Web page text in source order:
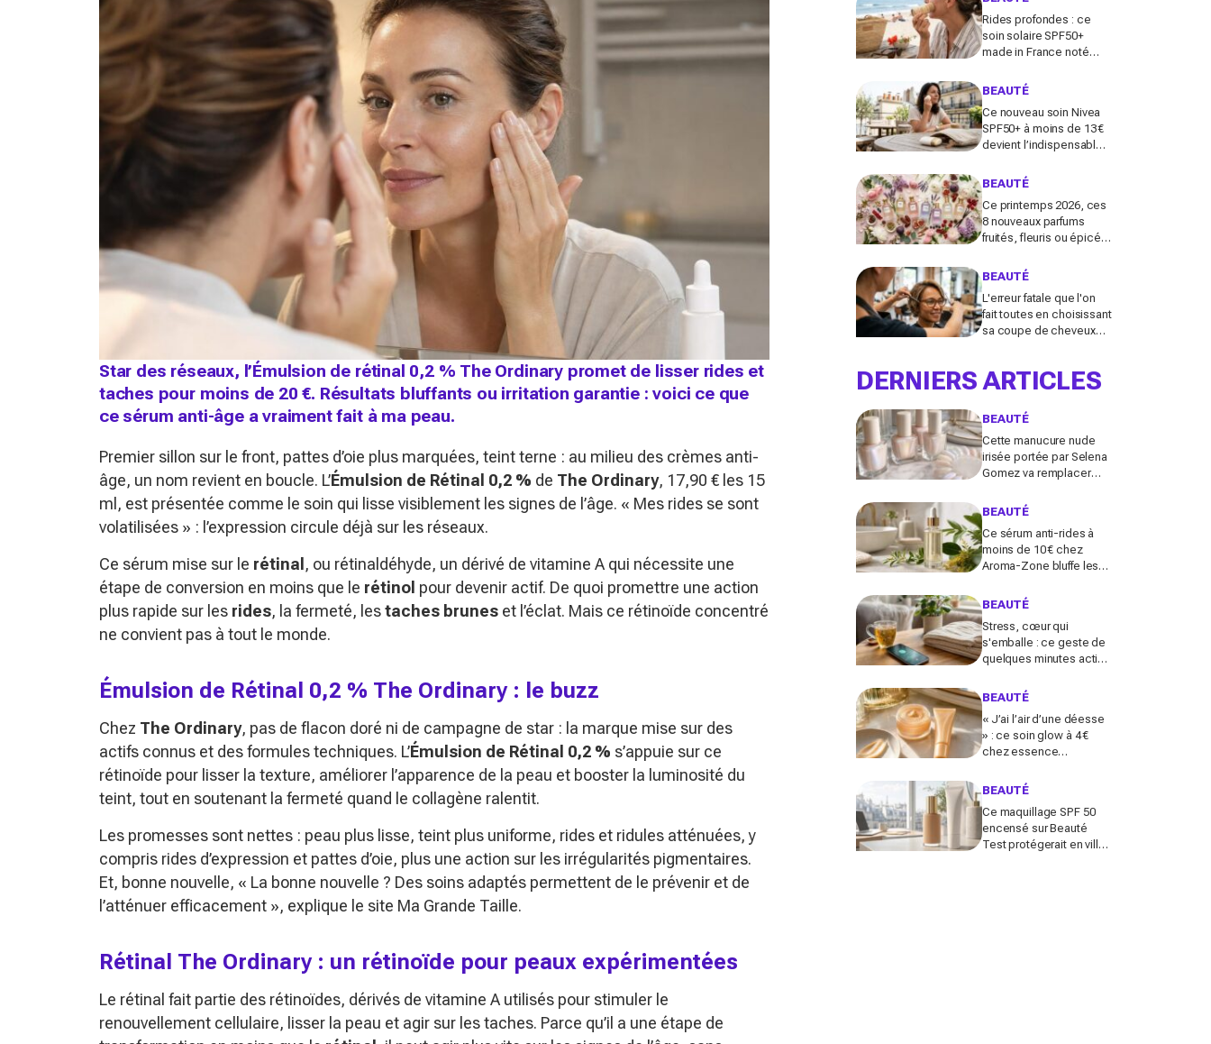
Star des réseaux, l’Émulsion de rétinal 0,2 % The Ordinary promet de lisser rides et
taches pour moins de 20 €. Résultats bluffants ou irritation garantie : voici ce que
ce sérum anti-âge a vraiment fait à ma peau.
Premier sillon sur le front, pattes d’oie plus marquées, teint terne : au milieu des crèmes anti-
âge, un nom revient en boucle. L’Émulsion de Rétinal 0,2 % de The Ordinary, 17,90 € les 15
ml, est présentée comme le soin qui lisse visiblement les signes de l’âge. « Mes rides se sont
volatilisées » : l’expression circule déjà sur les réseaux.
Ce sérum mise sur le rétinal , ou rétinaldéhyde, un dérivé de vitamine A qui nécessite une
étape de conversion en moins que le rétinol pour devenir actif. De quoi promettre une action
plus rapide sur les rides, la fermeté, lestaches brunes et l’éclat. Mais ce rétinoïde concentré
ne convient pas à tout le monde.
Émulsion de Rétinal 0,2 % The Ordinary : le buzz
Chez The Ordinary, pas de flacon doré ni de campagne de star : la marque mise sur des
actifs connus et des formules techniques. L’Émulsion de Rétinal 0,2 % s’appuie sur ce
rétinoïde pour lisser la texture, améliorer l’apparence de la peau et booster la luminosité du
teint, tout en soutenant la fermeté quand le collagène ralentit.
Les promesses sont nettes : peau plus lisse, teint plus uniforme, rides et ridules atténuées, y
compris rides d’expression et pattes d’oie, plus une action sur les irrégularités pigmentaires.
Et, bonne nouvelle, « La bonne nouvelle ? Des soins adaptés permettent de le prévenir et de
l’atténuer efficacement », explique le site Ma Grande Taille.
Rétinal The Ordinary : un rétinoïde pour peaux expérimentées
Le rétinal fait partie des rétinoïdes, dérivés de vitamine A utilisés pour stimuler le
renouvellement cellulaire, lisser la peau et agir sur les taches. Parce qu’il a une étape de
Rides profondes : ce
soin solaire SPF50+
made in France noté
de freiner leur apparition
BEAUTÉ
Ce nouveau soin Nivea
SPF50+ à moins de 13 €
devient l’indispensable
pour éviter les dégâts du
BEAUTÉ
Ce printemps 2026, ces
8 nouveaux parfums
fruités, fleuris ou épicés
Guerlain vont booster
BEAUTÉ
L'erreur fatale que l'on
fait toutes en choisissant
sa coupe de cheveux
DERNIERS ARTICLES
BEAUTÉ
Cette manucure nude
irisée portée par Selena
Gomez va remplacer
ne la quitterez plus de
BEAUTÉ
Ce sérum anti-rides à
moins de 10 € chez
Aroma-Zone bluffe les
effet botox-like venu de
BEAUTÉ
Stress, cœur qui
s'emballe : ce geste de
quelques minutes active
système nerveux d'une
BEAUTÉ
« J’ai l’air d’une déesse
» : ce soin glow à 4 €
chez essence
en quelques secondes,
BEAUTÉ
Ce maquillage SPF 50
encensé sur Beauté
Test protégerait en ville